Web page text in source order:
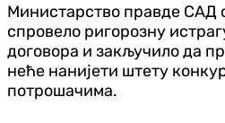
Министарство правде САД
спровело ригорозну
договора и закључило да
неће нанијети штету
потрошачима.